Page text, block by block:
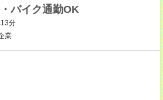
バイク通勤OK
分
業